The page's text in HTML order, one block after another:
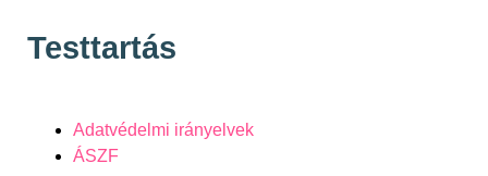
Testtartás
Adatvédelmi irányelvek
ÁSZF